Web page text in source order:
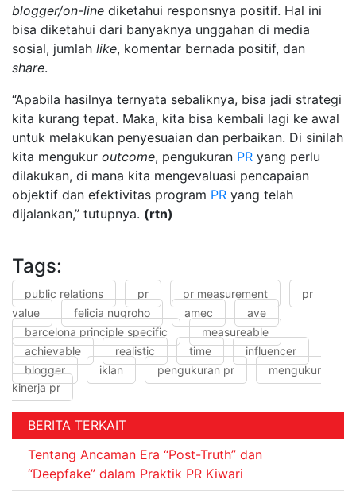
blogger/on-line diketahui responsnya positif. Hal ini
bisa diketahui dari banyaknya unggahan di media
sosial, jumlah like, komentar bernada positif, dan
share.
“Apabila hasilnya ternyata sebaliknya, bisa jadi strategi
kita kurang tepat. Maka, kita bisa kembali lagi ke awal
untuk melakukan penyesuaian dan perbaikan. Di sinilah
kita mengukur outcome, pengukuran PR yang perlu
dilakukan, di mana kita mengevaluasi pencapaian
objektif dan efektivitas program PR yang telah
dijalankan,” tutupnya. (rtn)
Tags:
public relations pr pr measurement
pr
value
felicia nugroho amec
ave
barcelona principle specific
measureable
achievable
realistic time
influencer
blogger
iklan pengukuran pr
mengukur
kinerja pr
BERITA TERKAIT
Tentang Ancaman Era “Post-Truth” dan
“Deepfake” dalam Praktik PR Kiwari